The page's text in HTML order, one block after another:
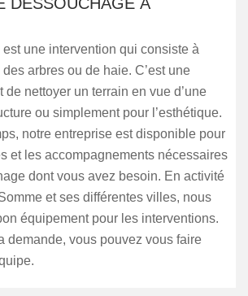
une intervention qui consiste à
arbres ou de haie. C’est une
de nettoyer un terrain en vue d’une
ou simplement pour l’esthétique.
notre entreprise est disponible pour
et les accompagnements nécessaires
dont vous avez besoin. En activité
et ses différentes villes, nous
équipement pour les interventions.
demande, vous pouvez vous faire